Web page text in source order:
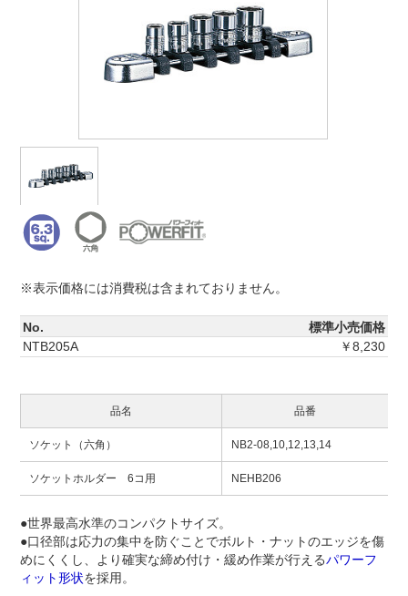
※表示価格には消費税は含まれておりません。
No.
標準小売価格
NTB205A
￥8,230
品名 品番
ソケット（六角） NB2-08,10,12,13,14
ソケットホルダー 6コ用 NEHB206
●世界最高水準のコンパクトサイズ。
●口径部は応力の集中を防ぐことでボルト・ナットのエッジを傷
めにくくし、より確実な締め付け・緩め作業が行えるパワーフ
ィット形状を採用。